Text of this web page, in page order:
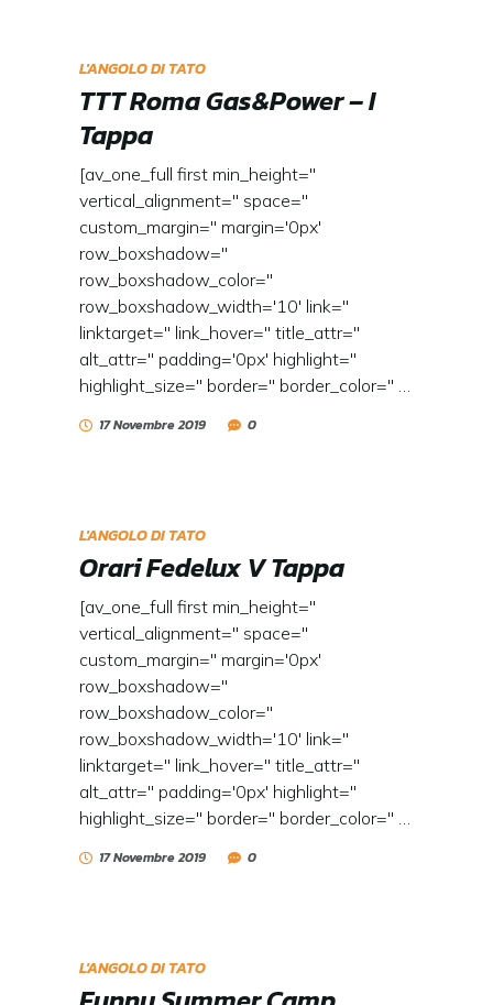
L'ANGOLO DI TATO
TTT Roma Gas&Power – I
Tappa
[av_one_full first min_height=''
vertical_alignment='' space=''
custom_margin='' margin='0px'
row_boxshadow=''
row_boxshadow_color=''
row_boxshadow_width='10' link=''
linktarget='' link_hover='' title_attr=''
alt_attr='' padding='0px' highlight=''
highlight_size='' border='' border_color='' …
17 Novembre 2019 0
L'ANGOLO DI TATO
Orari Fedelux V Tappa
[av_one_full first min_height=''
vertical_alignment='' space=''
custom_margin='' margin='0px'
row_boxshadow=''
row_boxshadow_color=''
row_boxshadow_width='10' link=''
linktarget='' link_hover='' title_attr=''
alt_attr='' padding='0px' highlight=''
highlight_size='' border='' border_color='' …
17 Novembre 2019 0
L'ANGOLO DI TATO